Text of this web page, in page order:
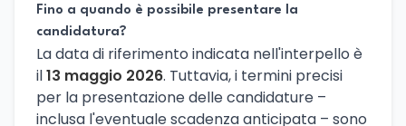
Fino a quando è possibile presentare la
candidatura?
La data di riferimento indicata nell'interpello è
il13 maggio 2026. Tuttavia, i termini precisi
per la presentazione delle candidature –
inclusa l'eventuale scadenza anticipata – sono